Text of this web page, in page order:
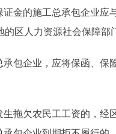
的施工总承包企业应
区人力资源社会保障部
企业，应将保函、保
欠农民工工资的，经